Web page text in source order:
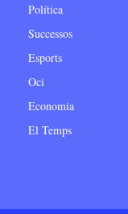
Política
Successos
Esports
Oci
Economia
El Temps